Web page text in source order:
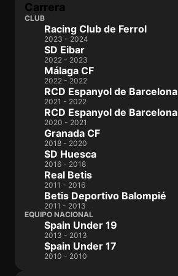
Carrera
CLUB
Racing Club de Ferrol
2023 - 2024
SD Eibar
2022 - 2023
Málaga CF
2022 - 2022
RCD Espanyol de Barcelona
2021 - 2022
RCD Espanyol de Barcelona
2020 - 2021
Granada CF
2018 - 2020
SD Huesca
2016 - 2018
Real Betis
2011 - 2016
Betis Deportivo Balompié
2011 - 2013
EQUIPO NACIONAL
Spain Under 19
2013 - 2013
Spain Under 17
2010 - 2010